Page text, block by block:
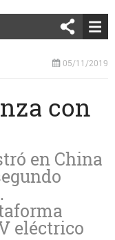
05/11/2019
con
en China
eléctrico